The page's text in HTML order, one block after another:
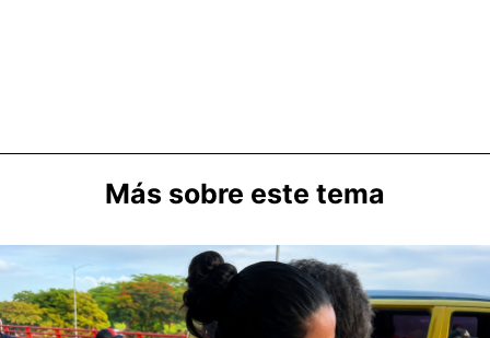
Más sobre este tema